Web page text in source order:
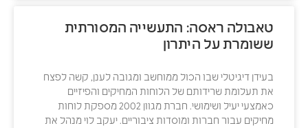
טאבולה ראסה: התעשייה המסורתית
ששומרת על היתרון
בעידן דיגיטלי שבו הכול ממוחשב ומגובה לענן, קשה לפצח
את תעלומת שרידותם של הלוחות המחיקים והפיזיים
כאמצעי יעיל ושימושי. חברת מגוון 2002 מספקת לוחות
מחיקים עבור חברות ומוסדות ציבוריים. יעקב לוי מנהל את